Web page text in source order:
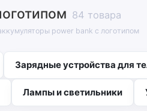
84 товара
power bank с логотипом
Зарядные устройства для
Лампы и светильники